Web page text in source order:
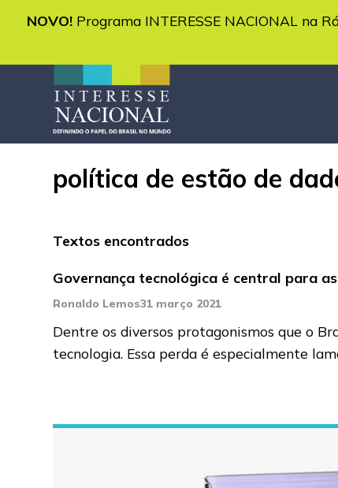
NOVO! Programa INTERESSE NACIONAL na
política de estão de
Textos encontrados
Governança tecnológica é central para
Ronaldo Lemos31 março 2021
Dentre os diversos protagonismos que o
tecnologia. Essa perda é especialmente